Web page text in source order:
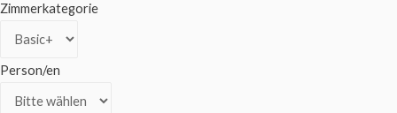
Zimmerkategorie
Person/en